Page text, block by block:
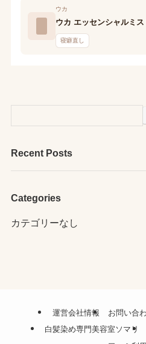
ウカ
ウカ エッセンシャルミ
寝癖直し
Recent Posts
Categories
カテゴリーなし
運営会社情報 お問い合
白髪染め専門美容室ソマリ